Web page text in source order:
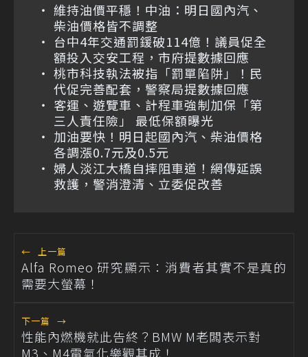
維持油價平穩！中油：明日國內汽、
柴油價格皆不調整
台中4年交通罰鍰破114億！議員促全
額投入交安工程，市府提數據回應
桃市科技執法被指「罰單陷阱」！民
代促完善配套，警察局提數據回應
客運、遊覽車、計程車強制加保「第
三人責任險」 最低保額曝光
加油要快！明日起國內汽、柴油價格
各調漲0.7元及0.5元
婦人淡江大橋自摔阻車道！網傳延誤
救護，警消澄清、立委促改善
← 上一篇
Alfa Romeo 研究顯示：消費者其實不是真的
需要大螢幕！
下一篇 →
性能內燃機就此告終？BMW M老闆表示對
M3、M4電氣化樂觀其成！